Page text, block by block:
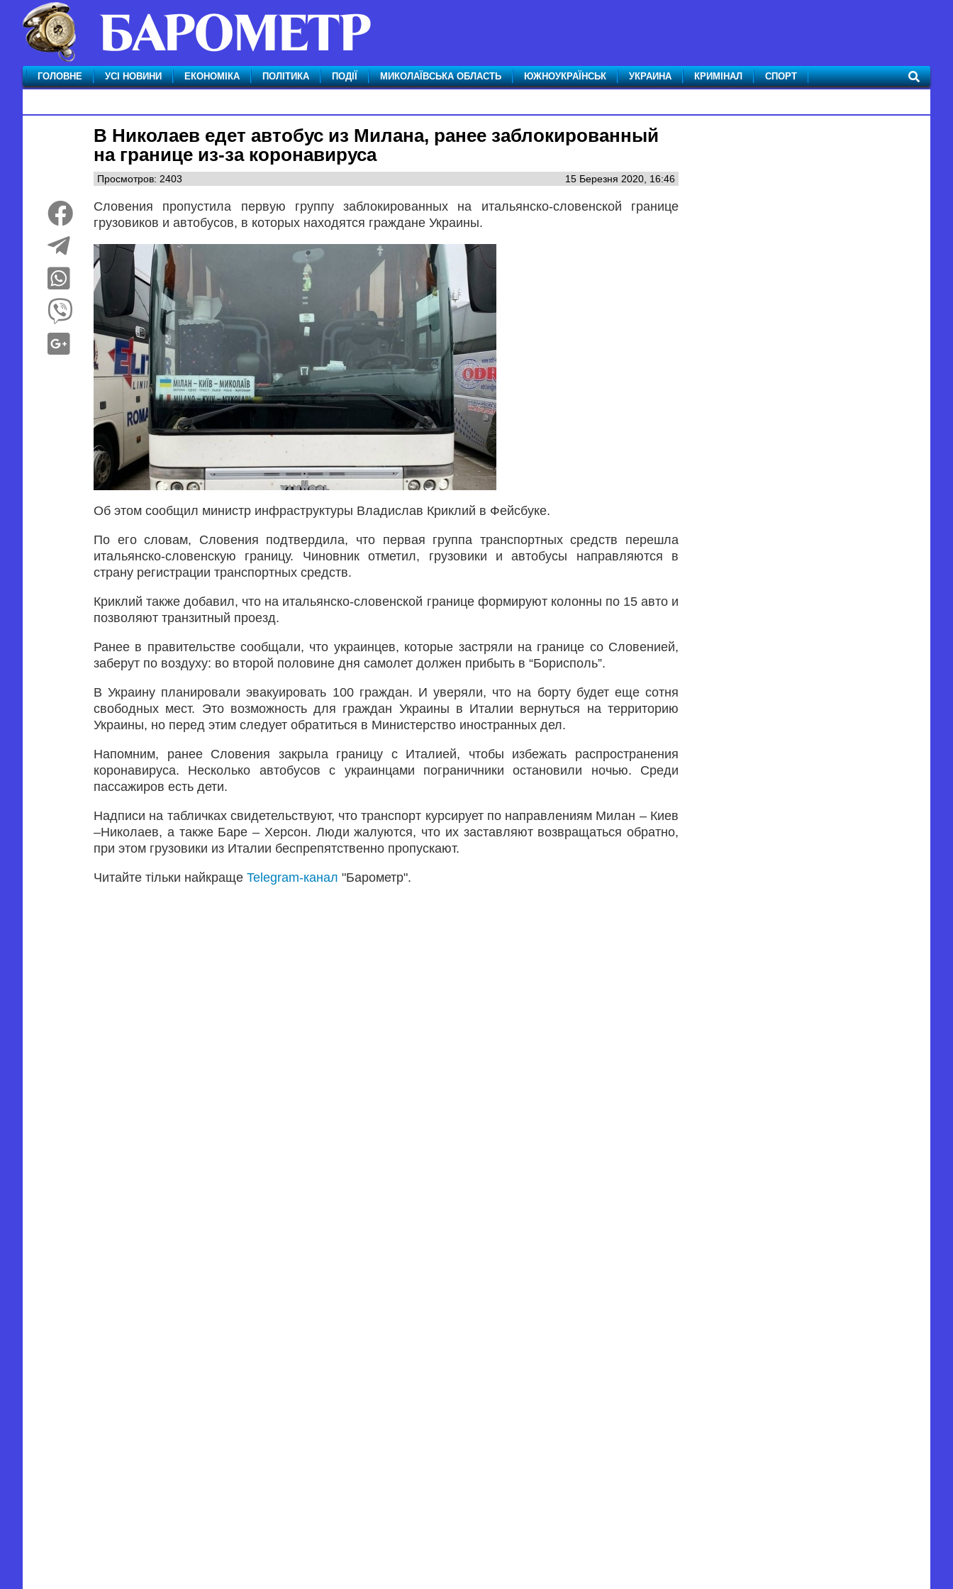
ГОЛОВНЕ УСІ НОВИНИ ЕКОНОМІКА ПОЛІТИКА ПОДІЇ МИКОЛАЇВСЬКА ОБЛАСТЬ ЮЖНОУКРАЇНСЬК УКРАИНА КРИМІНАЛ СПОРТ
В Николаев едет автобус из Милана, ранее заблокированный
на границе из-за коронавируса
Просмотров: 2403 15 Березня 2020, 16:46
Словения пропустила первую группу заблокированных на итальянско-словенской границе
грузовиков и автобусов, в которых находятся граждане Украины.
Об этом сообщил министр инфраструктуры Владислав Криклий в Фейсбуке.
По его словам, Словения подтвердила, что первая группа транспортных средств перешла
итальянско-словенскую границу. Чиновник отметил, грузовики и автобусы направляются в
страну регистрации транспортных средств.
Криклий также добавил, что на итальянско-словенской границе формируют колонны по 15 авто и
позволяют транзитный проезд.
Ранее в правительстве сообщали, что украинцев, которые застряли на границе со Словенией,
заберут по воздуху: во второй половине дня самолет должен прибыть в “Борисполь”.
В Украину планировали эвакуировать 100 граждан. И уверяли, что на борту будет еще сотня
свободных мест. Это возможность для граждан Украины в Италии вернуться на территорию
Украины, но перед этим следует обратиться в Министерство иностранных дел.
Напомним, ранее Словения закрыла границу с Италией, чтобы избежать распространения
коронавируса. Несколько автобусов с украинцами пограничники остановили ночью. Среди
пассажиров есть дети.
Надписи на табличках свидетельствуют, что транспорт курсирует по направлениям Милан – Киев
–Николаев, а также Баре – Херсон. Люди жалуются, что их заставляют возвращаться обратно,
при этом грузовики из Италии беспрепятственно пропускают.
Читайте тільки найкраще Telegram-канал "Барометр".